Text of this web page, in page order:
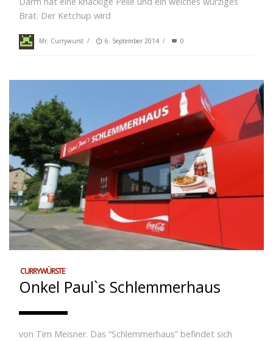
Brät. Der Ketchup wird
Mr. Currywurst / 6. September 2014 / 0
CURRYWÜRSTE
Onkel Paul`s Schlemmerhaus
von Tim Meisner. Das “Schlemmerhaus” befindet sich